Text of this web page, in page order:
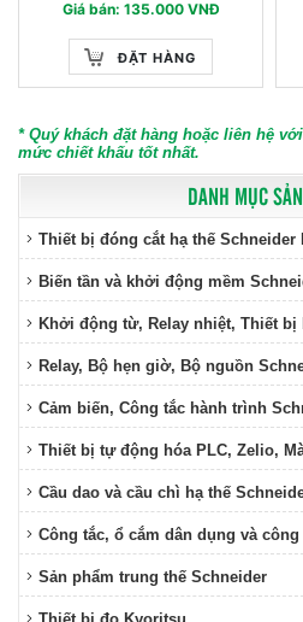
DANH MỤC
Thiết bị đóng cắt hạ thế Schneider
Biến tần và khởi động mềm
Khởi động từ, Relay nhiệt, Thiết bị
Relay, Bộ hẹn giờ, Bộ nguồn
Cảm biến, Công tắc hành trình
Thiết bị tự động hóa PLC, Zelio,
Cầu dao và cầu chì hạ thế
Công tắc, ổ cắm dân dụng và
Sản phẩm trung thế Schneider
Giá bán: 135.000 VNĐ
ĐẶT HÀNG
* Quý khách đặt hàng hoặc liên hệ
mức chiết khấu tốt nhất.